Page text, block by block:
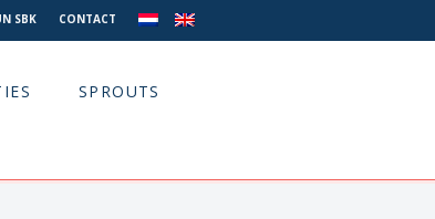
SBK CONTACT
SPROUTS